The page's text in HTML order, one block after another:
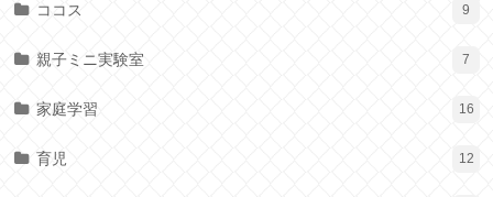
ココス 9
親子ミニ実験室 7
家庭学習 16
育児 12